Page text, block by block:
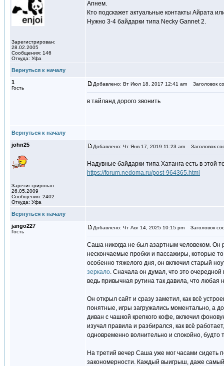
Зарегистрирован:
28.02.2005
Сообщения: 146
Откуда: Уфа
Апнем.
Кто подскажет актуальные контакты Айрата
Нужно 3-4 байдарки типа Necky Gannet 2.
Вернуться к началу
1
Гость
Добавлено: Вт Июл 18, 2017 12:41 am Заголовок
в тайланд дорого звонить
Вернуться к началу
john25
Зарегистрирован:
26.05.2009
Сообщения: 2402
Откуда: Уфа
Добавлено: Чт Янв 17, 2019 11:23 am Заголовок
Надувные байдарки типа Хатанга есть в этой
https://forum.nedoma.ru/post-964365.html
Вернуться к началу
jango227
Гость
Добавлено: Чт Авг 14, 2025 10:15 pm Заголовок
Саша никогда не был азартным человеком.
нескончаемые пробки и пассажиры, которые
особенно тяжелого дня, он включил старый
зеркало. Сначала он думал, что это
ведь привычная рутина так давила, что любая
Он открыл сайт и сразу заметил, как всё
понятные, игры загружались моментально, а
диван с чашкой крепкого кофе, включил
изучал правила и разбирался, как всё
одновременно волнительно и спокойно,
На третий вечер Саша уже мог часами сидеть
закономерности. Каждый выигрыш, даже самый